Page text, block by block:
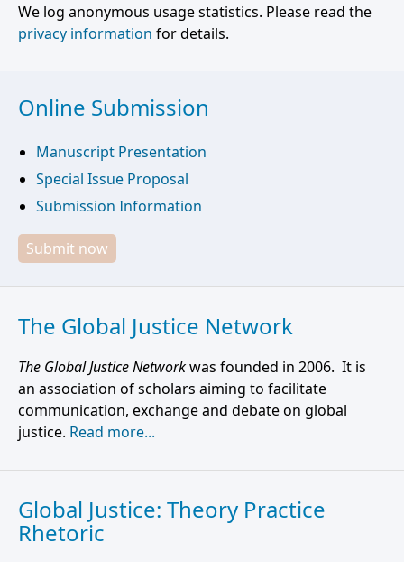
We log anonymous usage statistics. Please read the
privacy information for details.
Online Submission
Manuscript Presentation
Special Issue Proposal
Submission Information
Submit now
The Global Justice Network
The Global Justice Networkwas founded in 2006. It is
an association of scholars aiming to facilitate
communication, exchange and debate on global
justice. Read more...
Global Justice: Theory Practice
Rhetoric